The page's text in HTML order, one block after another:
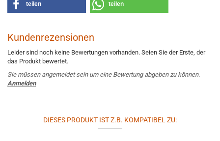
teilen teilen
Kundenrezensionen
Leider sind noch keine Bewertungen vorhanden. Seien Sie der Erste, der
das Produkt bewertet.
Sie müssen angemeldet sein um eine Bewertung abgeben zu können.
Anmelden
DIESES PRODUKT IST Z.B. KOMPATIBEL ZU: